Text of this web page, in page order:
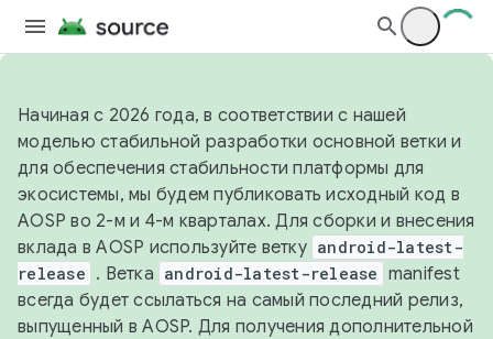
Начиная с 2026 года, в соответствии с нашей
моделью стабильной разработки основной ветки и
для обеспечения стабильности платформы для
экосистемы, мы будем публиковать исходный код в
AOSP во 2-м и 4-м кварталах. Для сборки и внесения
вклада в AOSP используйте ветку android-latest-
release . Ветка android-latest-release manifest
всегда будет ссылаться на самый последний релиз,
выпущенный в AOSP. Для получения дополнительной